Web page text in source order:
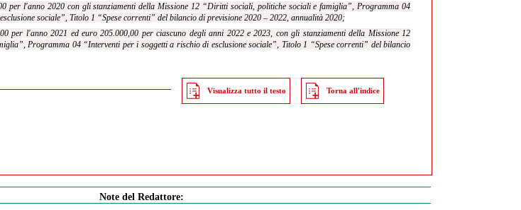
per l'anno 2020 con gli stanziamenti della Missione 12 “Diritti sociali, politiche sociali e famiglia”, Programma 04
sociale”, Titolo 1 “Spese correnti” del bilancio di previsione 2020 – 2022, annualità 2020;
per l'anno 2021 ed euro 205.000,00 per ciascuno degli anni 2022 e 2023, con gli stanziamenti della Missione 12
Programma 04 “Interventi per i soggetti a rischio di esclusione sociale”, Titolo 1 “Spese correnti” del bilancio
Visualizza tutto il testo Torna all'indice
Note del Redattore: